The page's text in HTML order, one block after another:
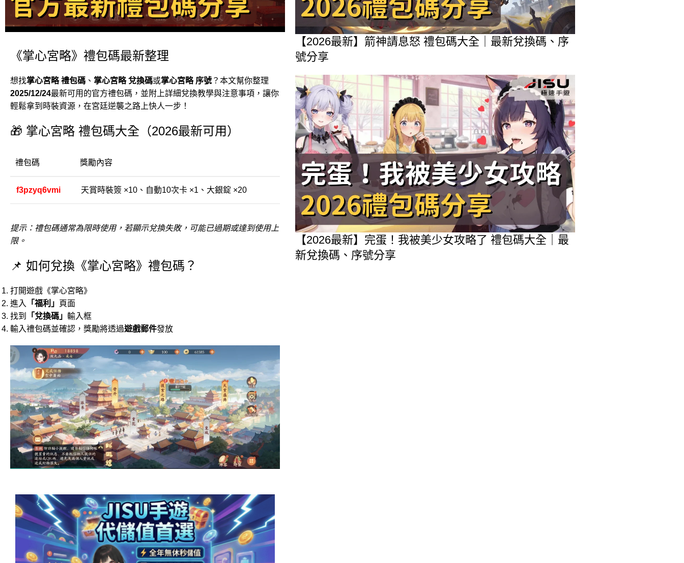
《掌心宮略》禮包碼最新整理
想找掌心宮略 禮包碼 、 掌心宮略 兌換碼或掌心宮略 序號？本文幫你整理
2025/12/24最新可用的官方禮包碼，並附上詳細兌換教學與注意事項，讓你
輕鬆拿到時裝資源，在宮廷逆襲之路上快人一步！
🎁 掌心宮略 禮包碼大全（2026最新可用）
禮包碼 獎勵內容
f3pzyq6vmi 天賞時裝簽 ×10、自動10次卡 ×1、大銀錠 ×20
提示：禮包碼通常為限時使用，若顯示兌換失敗，可能已過期或達到使用上
限。
📌 如何兌換《掌心宮略》禮包碼？
打開遊戲《掌心宮略》
進入
「福利」
頁面
找到
「兌換碼」 輸入框
輸入禮包碼並確認，獎勵將透過遊戲郵件發放
【2026最新】箭神請息怒 禮包碼大全｜最新兌換碼、序
號分享
【2026最新】完蛋！我被美少女攻略了 禮包碼大全｜最
新兌換碼、序號分享